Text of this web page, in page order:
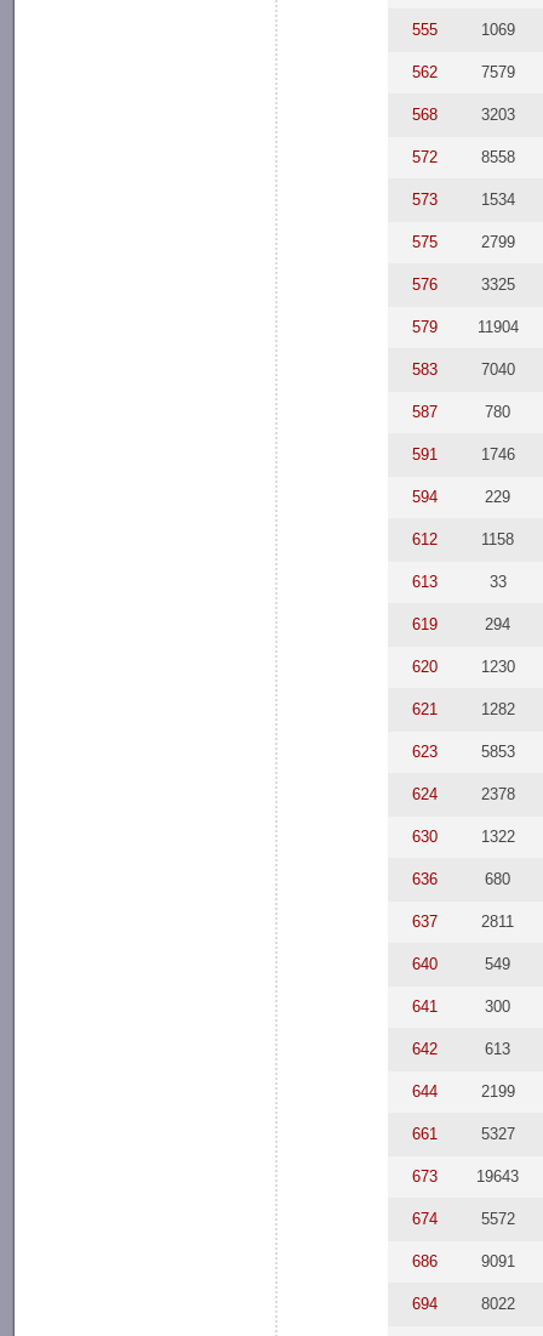
555 1069
562 7579
568 3203
572 8558
573 1534
575 2799
576 3325
579 11904
583 7040
587 780
591 1746
594 229
612 1158
613 33
619 294
620 1230
621 1282
623 5853
624 2378
630 1322
636 680
637 2811
640 549
641 300
642 613
644 2199
661 5327
673 19643
674 5572
686 9091
694 8022